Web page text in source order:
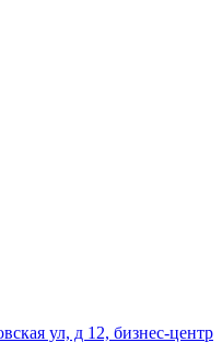
ул, д 12, бизнес-центр